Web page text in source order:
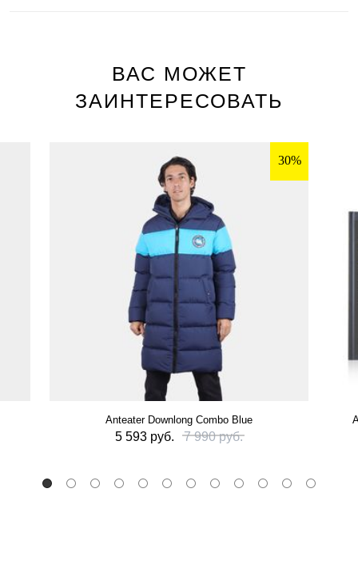
ВАС МОЖЕТ
ЗАИНТЕРЕСОВАТЬ
30%
Anteater Downlong Combo Blue
5 593 руб. 7 990 руб.